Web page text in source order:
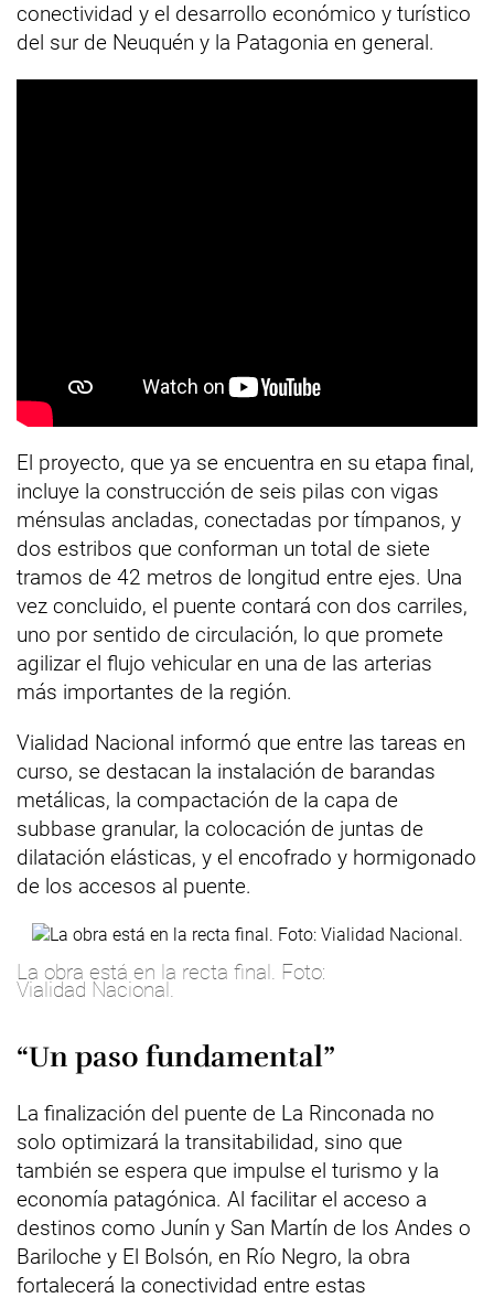
conectividad y el desarrollo económico y turístico
del sur de Neuquén y la Patagonia en general.
El proyecto, que ya se encuentra en su etapa final,
incluye la construcción de seis pilas con vigas
ménsulas ancladas, conectadas por tímpanos, y
dos estribos que conforman un total de siete
tramos de 42 metros de longitud entre ejes. Una
vez concluido, el puente contará con dos carriles,
uno por sentido de circulación, lo que promete
agilizar el flujo vehicular en una de las arterias
más importantes de la región.
Vialidad Nacional informó que entre las tareas en
curso, se destacan la instalación de barandas
metálicas, la compactación de la capa de
subbase granular, la colocación de juntas de
dilatación elásticas, y el encofrado y hormigonado
de los accesos al puente.
La obra está en la recta final. Foto:
Vialidad Nacional.
“Un paso fundamental”
La finalización del puente de La Rinconada no
solo optimizará la transitabilidad, sino que
también se espera que impulse el turismo y la
economía patagónica. Al facilitar el acceso a
destinos como Junín y San Martín de los Andes o
Bariloche y El Bolsón, en Río Negro, la obra
fortalecerá la conectividad entre estas